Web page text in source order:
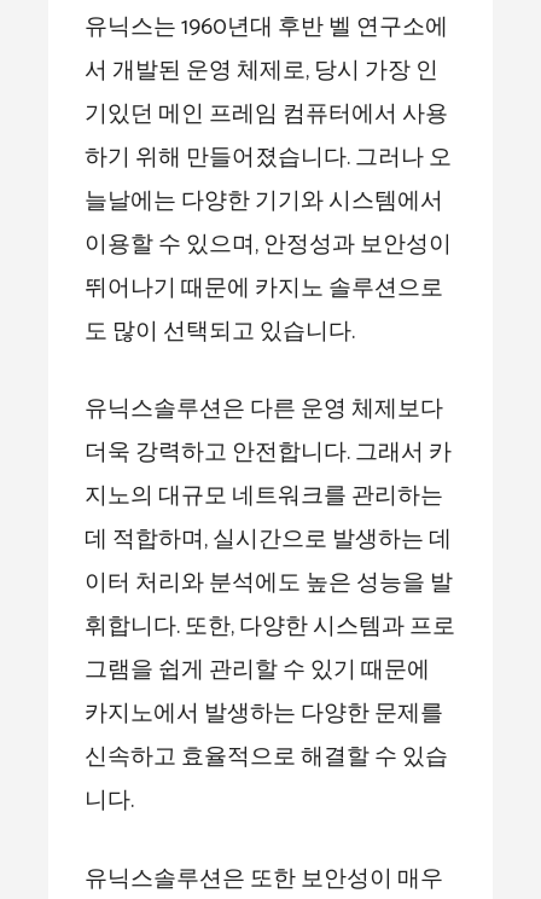
유닉스는 1960년대 후반 벨 연구소에
서 개발된 운영 체제로, 당시 가장 인
기있던 메인 프레임 컴퓨터에서 사용
하기 위해 만들어졌습니다. 그러나 오
늘날에는 다양한 기기와 시스템에서
이용할 수 있으며, 안정성과 보안성이
뛰어나기 때문에 카지노 솔루션으로
도 많이 선택되고 있습니다.
유닉스솔루션은 다른 운영 체제보다
더욱 강력하고 안전합니다. 그래서 카
지노의 대규모 네트워크를 관리하는
데 적합하며, 실시간으로 발생하는 데
이터 처리와 분석에도 높은 성능을 발
휘합니다. 또한, 다양한 시스템과 프로
그램을 쉽게 관리할 수 있기 때문에
카지노에서 발생하는 다양한 문제를
신속하고 효율적으로 해결할 수 있습
니다.
유닉스솔루션은 또한 보안성이 매우